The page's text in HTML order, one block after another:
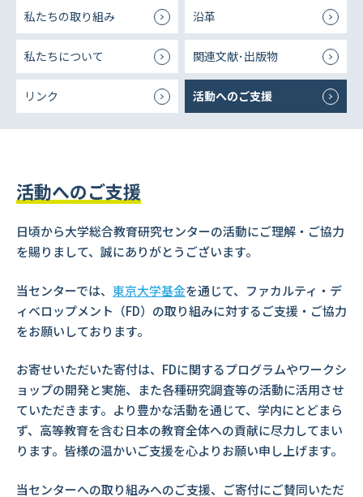
私たちの取り組み 沿革
私たちについて 関連文献･出版物
リンク 活動へのご支援
活動へのご支援
日頃から大学総合教育研究センターの活動にご理解・ご協力
を賜りまして、誠にありがとうございます。
当センターでは、 東京大学基金を通じて、ファカルティ・デ
ィベロップメント（FD）の取り組みに対するご支援・ご協力
をお願いしております。
お寄せいただいた寄付は、FDに関するプログラムやワークシ
ョップの開発と実施、また各種研究調査等の活動に活用させ
ていただきます。より豊かな活動を通じて、学内にとどまら
ず、高等教育を含む日本の教育全体への貢献に尽力してまい
ります。皆様の温かいご支援を心よりお願い申し上げます。
当センターへの取り組みへのご支援、ご寄付にご賛同いただ